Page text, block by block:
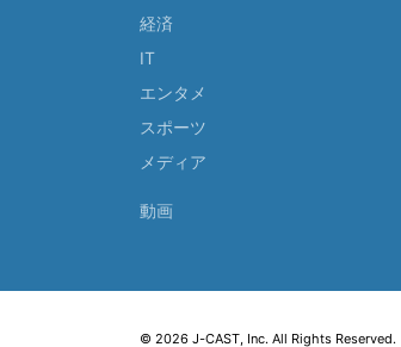
経済
IT
エンタメ
スポーツ
メディア
動画
© 2026 J-CAST, Inc. All Rights Reserved.